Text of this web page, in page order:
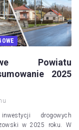
Powiatu
2025
drogowych
w 2025 roku. W